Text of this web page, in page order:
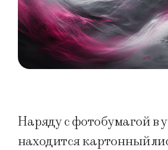
Наряду с фотобумагой в
находится картонный